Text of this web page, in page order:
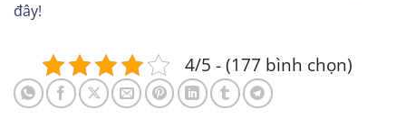
đây!
4/5 - (177 bình chọn)